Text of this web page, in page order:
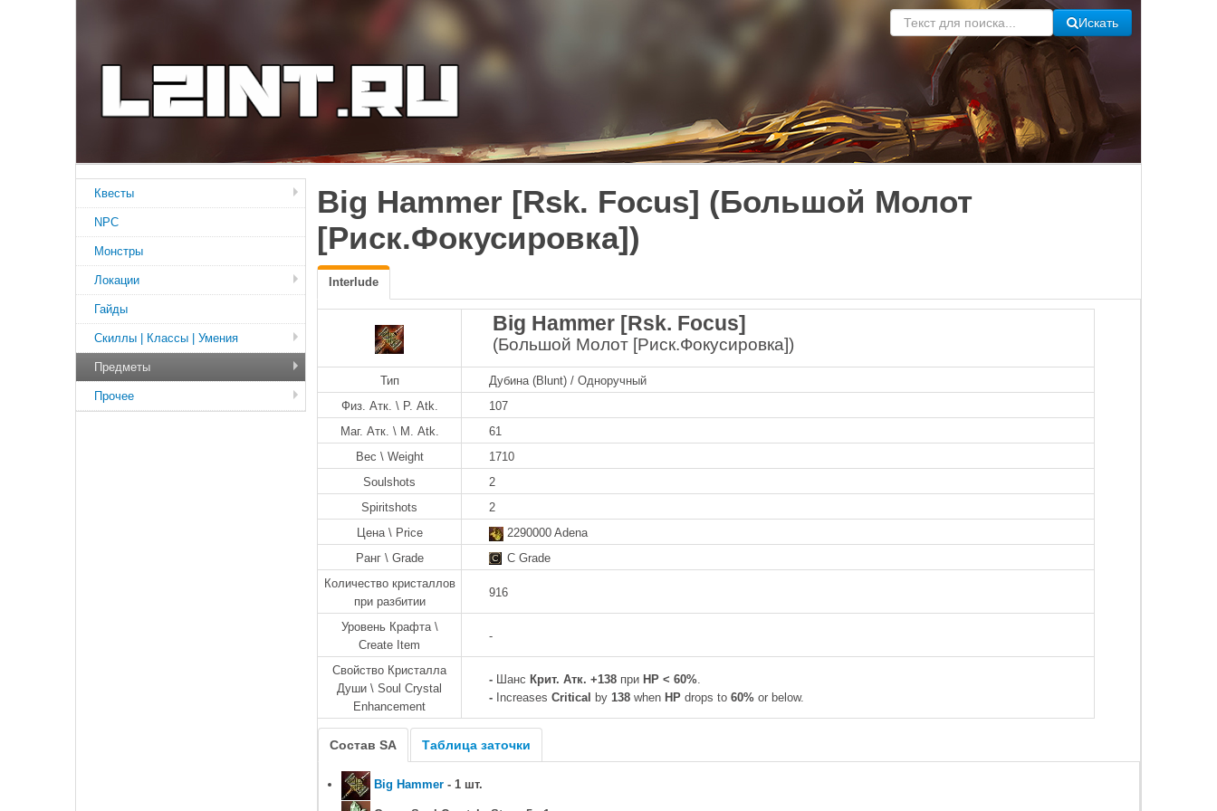
Искать
Big Hammer [Rsk. Focus] (Большой Молот
[Риск.Фокусировка])
Interlude
Big Hammer [Rsk. Focus]
(Большой Молот [Риск.Фокусировка])
Тип
Дубина (Blunt) / Одноручный
Физ. Атк. \ P. Atk.
107
Маг. Атк. \ M. Atk.
61
Вес \ Weight
1710
Soulshots
2
Spiritshots
2
Цена \ Price
2290000 Adena
Ранг \ Grade
C Grade
Количество кристаллов
при разбитии
916
Уровень Крафта \
Create Item
-
Свойство Кристалла
Души \ Soul Crystal
Enhancement
- Шанс Крит. Атк. +138 при HP < 60%.
- Increases Critical by 138 when HP drops to 60% or below.
Состав SA Таблица заточки
Big Hammer - 1 шт.
Квесты
NPC
Монстры
Локации
Гайды
Скиллы | Классы | Умения
Предметы
Прочее